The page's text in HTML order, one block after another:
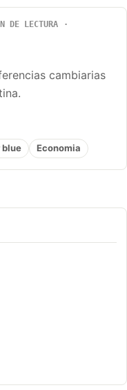
DE LECTURA
cambiarias
blue Economia